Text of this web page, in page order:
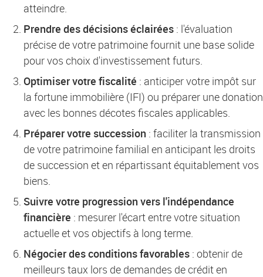
atteindre.
Prendre des décisions éclairées : l'évaluation
précise de votre patrimoine fournit une base solide
pour vos choix d'investissement futurs.
Optimiser votre fiscalité : anticiper votre impôt sur
la fortune immobilière (IFI) ou préparer une donation
avec les bonnes décotes fiscales applicables.
Préparer votre succession : faciliter la transmission
de votre patrimoine familial en anticipant les droits
de succession et en répartissant équitablement vos
biens.
Suivre votre progression vers l'indépendance
financière : mesurer l'écart entre votre situation
actuelle et vos objectifs à long terme.
Négocier des conditions favorables : obtenir de
meilleurs taux lors de demandes de crédit en